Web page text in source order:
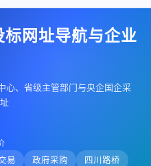
标网址导航与企业
心、省级主管部门与央企国企采
易 政府采购
四川路桥